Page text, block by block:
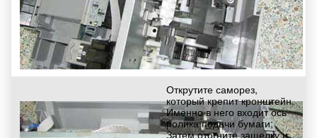
Открутите саморез,
который крепит кронштейн.
Именно в него входит ось
ролика подачи бумаги;
Затем отогните защелку и